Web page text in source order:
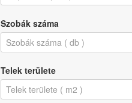
Szobák száma
Telek területe